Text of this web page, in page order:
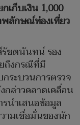
เก็บเงิน 1,000
ลักษณ์ท่องเที่ยว
ชตนันทน์ รอง
ถึงกรณีที่มี
ระบวนการตรวจ
กล่าวคลาดเคลื่อน
รนำเสนอข้อมูล
ามเชื่อมั่นของนัก